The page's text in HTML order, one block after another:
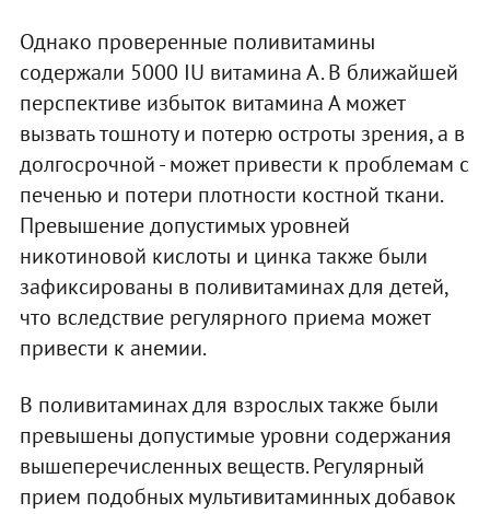
Однако проверенные поливитамины
содержали 5000 IU витамина А. В ближайшей
перспективе избыток витамина А может
вызвать тошноту и потерю остроты зрения, а в
долгосрочной - может привести к проблемам с
печенью и потери плотности костной ткани.
Превышение допустимых уровней
никотиновой кислоты и цинка также были
зафиксированы в поливитаминах для детей,
что вследствие регулярного приема может
привести к анемии.
В поливитаминах для взрослых также были
превышены допустимые уровни содержания
вышеперечисленных веществ. Регулярный
прием подобных мультивитаминных добавок